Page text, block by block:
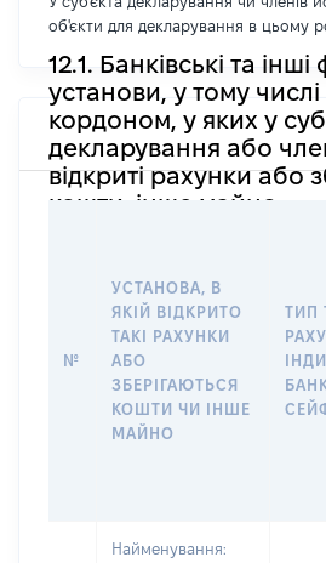
об'єкти для декларування в цьому
12.1. Банківські та інші
установи, у тому числі
кордоном, у яких у
декларування або
відкриті рахунки або
кошти, інше майно
№
УСТАНОВА, В
ЯКІЙ ВІДКРИТО
ТАКІ РАХУНКИ
АБО
ЗБЕРІГАЮТЬСЯ
КОШТИ ЧИ ІНШЕ
МАЙНО
ТИП
Найменування: